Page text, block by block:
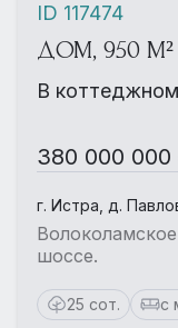
ДОМ, 950 М²
В
380 000 000
г. Истра, д.
шоссе.
25 сот. с
ID 117474